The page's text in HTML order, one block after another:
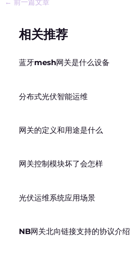
← 前一篇文章
相关推荐
蓝牙mesh网关是什么设备
分布式光伏智能运维
网关的定义和用途是什么
网关控制模块坏了会怎样
光伏运维系统应用场景
NB网关北向链接支持的协议介绍